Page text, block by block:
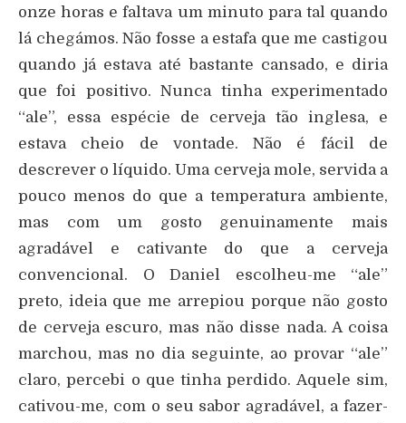
onze horas e faltava um minuto para tal quando
lá chegámos. Não fosse a estafa que me castigou
quando já estava até bastante cansado, e diria
que foi positivo. Nunca tinha experimentado
“ale”, essa espécie de cerveja tão inglesa, e
estava cheio de vontade. Não é fácil de
descrever o líquido. Uma cerveja mole, servida a
pouco menos do que a temperatura ambiente,
mas com um gosto genuinamente mais
agradável e cativante do que a cerveja
convencional. O Daniel escolheu-me “ale”
preto, ideia que me arrepiou porque não gosto
de cerveja escuro, mas não disse nada. A coisa
marchou, mas no dia seguinte, ao provar “ale”
claro, percebi o que tinha perdido. Aquele sim,
cativou-me, com o seu sabor agradável, a fazer-